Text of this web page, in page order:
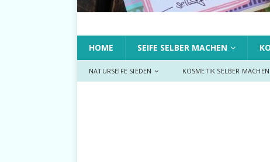
HOME SEIFE SELBER MACHEN
NATURSEIFE SIEDEN KOSMETIK SELBER MACHEN